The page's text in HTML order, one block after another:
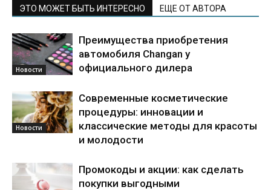
ЭТО МОЖЕТ БЫТЬ ИНТЕРЕСНО ЕЩЕ ОТ АВТОРА
Новости
Преимущества приобретения
автомобиля Changan у
официального дилера
Новости
Современные косметические
процедуры: инновации и
классические методы для красоты
и молодости
Промокоды и акции: как сделать
покупки выгодными